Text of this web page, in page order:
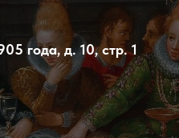
года, д. 10, стр. 1